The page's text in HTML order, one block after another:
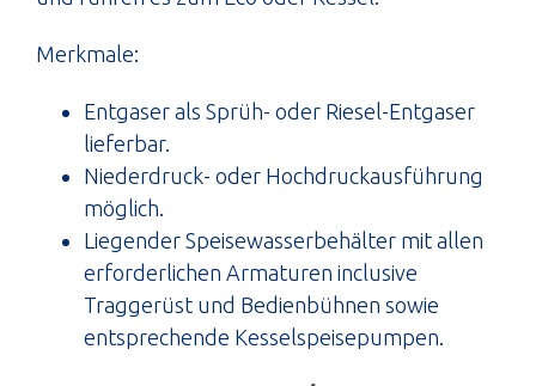
Merkmale:
Entgaser als Sprüh- oder Riesel-Entgaser
lieferbar.
Niederdruck- oder Hochdruckausführung
möglich.
Liegender Speisewasserbehälter mit allen
erforderlichen Armaturen inclusive
Traggerüst und Bedienbühnen sowie
entsprechende Kesselspeisepumpen.